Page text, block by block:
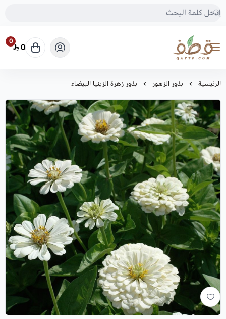
متجر قطف للبذور
0
0
الرئيسية بذور الزهور بذور زهرة الزينيا البيضاء